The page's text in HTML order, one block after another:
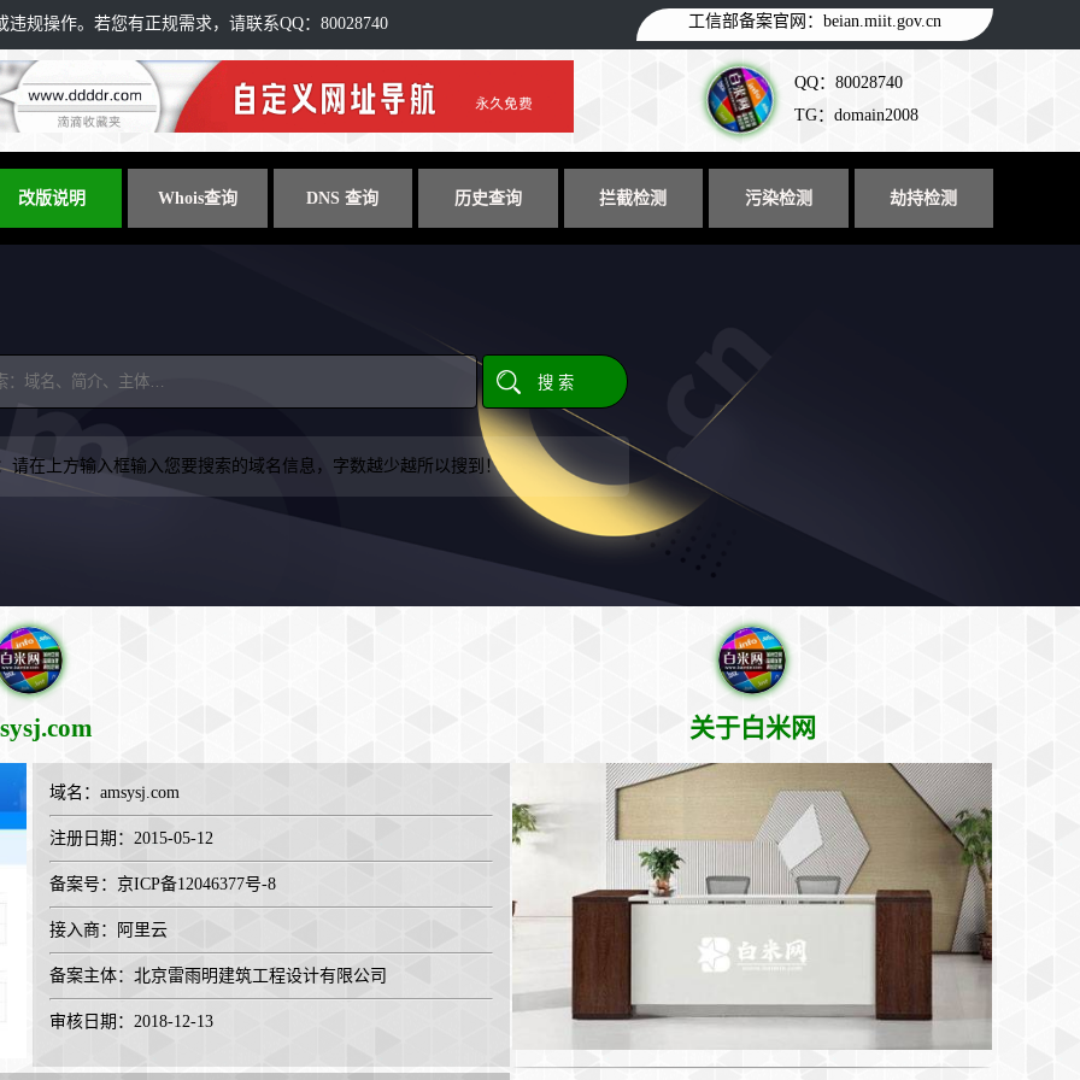
规操作。若您有正规需求，请联系QQ：80028740 工信部备案官网： beian.miit.gov.cn
QQ：80028740
TG：domain2008
改版说明 Whois查询 DNS 查询 历史查询 拦截检测 污染检测 劫持检测
请在上方输入框输入您要搜索的域名信息，字数越少越所以搜到！
域名： amsysj.com
注册日期：2015-05-12
备案号：京ICP备12046377号-8
接入商： 阿里云
备案主体：北京雷雨明建筑工程设计有限公司
审核日期：2018-12-13
关于白米网